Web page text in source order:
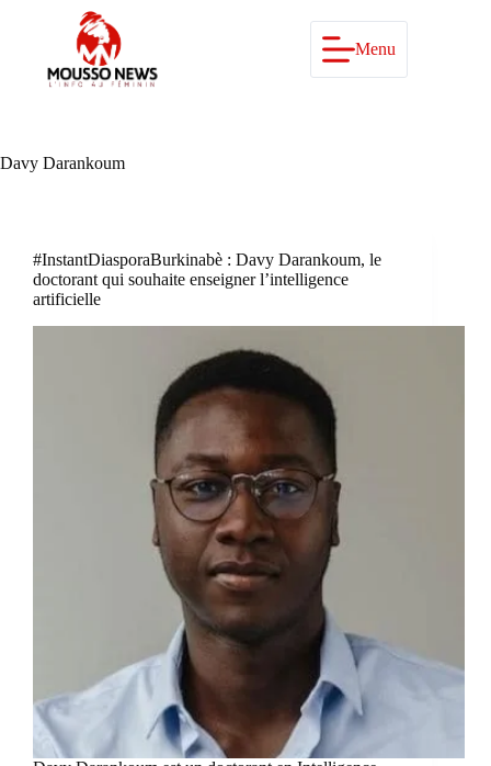
Menu
Davy Darankoum
#InstantDiasporaBurkinabè : Davy Darankoum, le
doctorant qui souhaite enseigner l’intelligence
artificielle